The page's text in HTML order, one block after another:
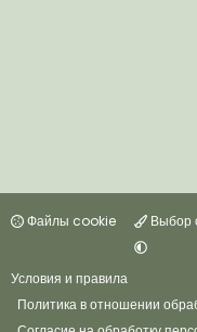
Файлы cookie Выбор
Условия и правила
Политика в отношении